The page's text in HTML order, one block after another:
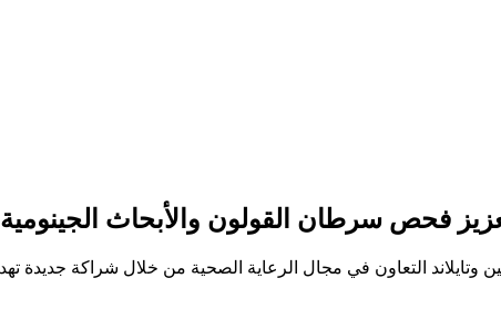
لتعزيز فحص سرطان القولون والأبحاث الجينومية